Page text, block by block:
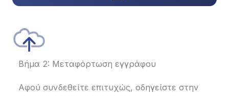
Βήμα 2: Μεταφόρτωση εγγράφου
Αφού συνδεθείτε επιτυχώς, οδηγείστε στην